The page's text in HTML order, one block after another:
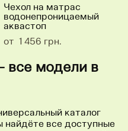
Чехол на матрас
водонепроницаемый
аквастоп
от 1 456 грн.
все модели в
каталог
найдёте все доступные